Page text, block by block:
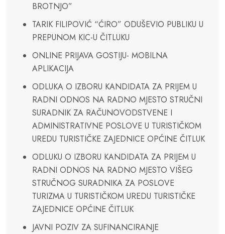
BROTNJO”
TARIK FILIPOVIĆ “ĆIRO” ODUŠEVIO PUBLIKU U
PREPUNOM KIC-U ČITLUKU
ONLINE PRIJAVA GOSTIJU- MOBILNA
APLIKACIJA
ODLUKA O IZBORU KANDIDATA ZA PRIJEM U
RADNI ODNOS NA RADNO MJESTO STRUČNI
SURADNIK ZA RAČUNOVODSTVENE I
ADMINISTRATIVNE POSLOVE U TURISTIČKOM
UREDU TURISTIČKE ZAJEDNICE OPĆINE ČITLUK
ODLUKU O IZBORU KANDIDATA ZA PRIJEM U
RADNI ODNOS NA RADNO MJESTO VIŠEG
STRUČNOG SURADNIKA ZA POSLOVE
TURIZMA U TURISTIČKOM UREDU TURISTIČKE
ZAJEDNICE OPĆINE ČITLUK
JAVNI POZIV ZA SUFINANCIRANJE